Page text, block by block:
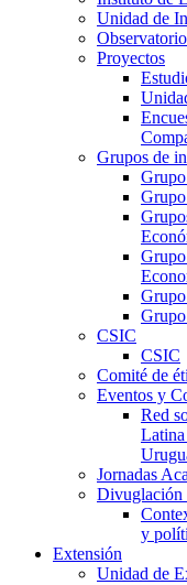
Unidad de
Proyectos
Grupos de
CSIC
CSIC
Comité de
Eventos y
Red
Jornadas
Divuglación
y
Extensión
Unidad de